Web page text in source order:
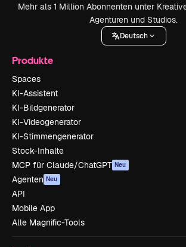
Mehr als 1 Million Abonnenten unter
Agenturen und Studios.
Deutsch
Produkte
Spaces
KI-Assistent
KI-Bildgenerator
KI-Videogenerator
KI-Stimmengenerator
Stock-Inhalte
MCP für Claude/ChatGPT Neu
Agenten Neu
API
Mobile App
Alle Magnific-Tools